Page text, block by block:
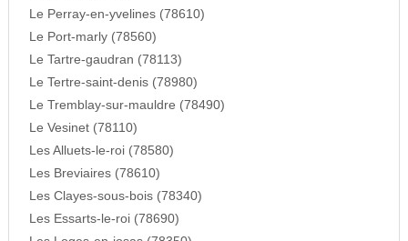
Le Perray-en-yvelines (78610)
Le Port-marly (78560)
Le Tartre-gaudran (78113)
Le Tertre-saint-denis (78980)
Le Tremblay-sur-mauldre (78490)
Le Vesinet (78110)
Les Alluets-le-roi (78580)
Les Breviaires (78610)
Les Clayes-sous-bois (78340)
Les Essarts-le-roi (78690)